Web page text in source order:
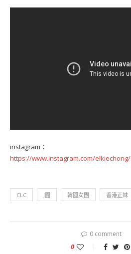
instagram：
https://www.instagram.com/elkiechong/
CLC J圖 韓國女團 香港正妹
0 comment
0